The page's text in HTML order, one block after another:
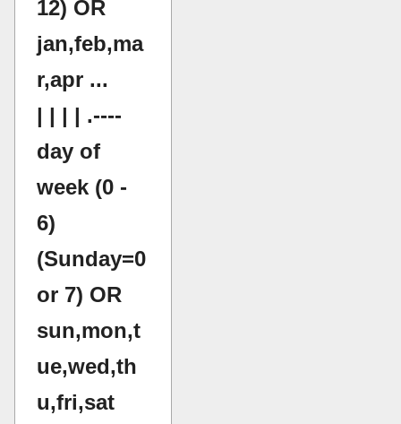
12) OR
jan,feb,ma
r,apr ...
| | | | .----
day of
week (0 -
6)
(Sunday=0
or 7) OR
sun,mon,t
ue,wed,th
u,fri,sat